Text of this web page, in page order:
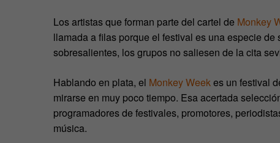
Los artistas que forman parte del cartel de Monkey
llamada a filas porque el festival es una especie
sobresalientes, los grupos no saliesen de la cita
Hablando en plata, el Monkey Weekes un festival
mirarse en muy poco tiempo. Esa acertada
programadores de festivales, promotores,
música.